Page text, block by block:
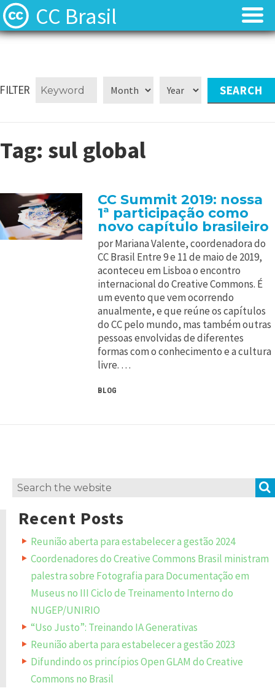
CC Brasil
Contato
Perguntas frequentes (FAQ)
Contato
Perguntas frequentes (FAQ)
FILTER
Tag: sul global
CC Summit 2019: nossa
1ª participação como
novo capítulo brasileiro
por Mariana Valente, coordenadora do
CC Brasil Entre 9 e 11 de maio de 2019,
aconteceu em Lisboa o encontro
internacional do Creative Commons. É
um evento que vem ocorrendo
anualmente, e que reúne os capítulos
do CC pelo mundo, mas também outras
pessoas envolvidas de diferentes
formas com o conhecimento e a cultura
livre. …
BLOG
Search
Recent Posts
Reunião aberta para estabelecer a gestão 2024
Coordenadores do Creative Commons Brasil ministram
palestra sobre Fotografia para Documentação em
Museus no III Ciclo de Treinamento Interno do
NUGEP/UNIRIO
“Uso Justo”: Treinando IA Generativas
Reunião aberta para estabelecer a gestão 2023
Difundindo os princípios Open GLAM do Creative
Commons no Brasil